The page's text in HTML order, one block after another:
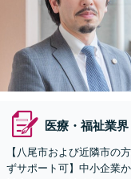
医療・福祉業界
【八尾市および近隣市の
ずサポート可】中小企業